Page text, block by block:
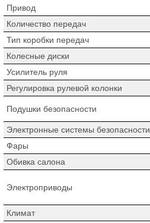
Привод
Количество передач
Тип коробки передач
Колесные диски
Усилитель руля
Регулировка рулевой колонки
Подушки безопасности
Электронные системы безопасности
Фары
Обивка салона
Электроприводы
Климат